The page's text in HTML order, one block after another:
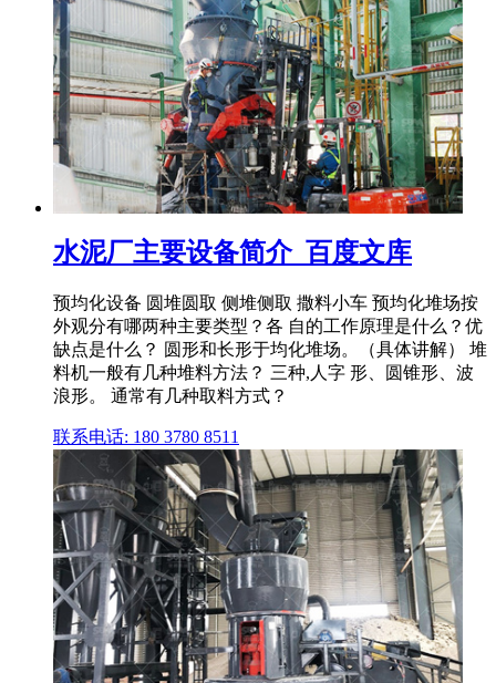
水泥厂主要设备简介_百度文库
预均化设备 圆堆圆取 侧堆侧取 撒料小车 预均化堆场按
外观分有哪两种主要类型？各 自的工作原理是什么？优
缺点是什么？ 圆形和长形于均化堆场。（具体讲解） 堆
料机一般有几种堆料方法？ 三种,人字 形、圆锥形、波
浪形。 通常有几种取料方式？
联系电话: 180 3780 8511